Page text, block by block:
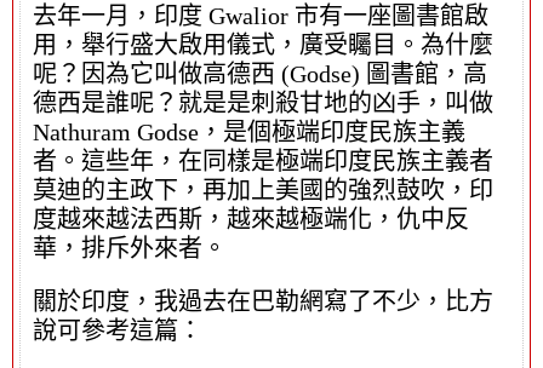
去年一月，印度 Gwalior 市有一座圖書館啟
用，舉行盛大啟用儀式，廣受矚目。為什麼
呢？因為它叫做高德西 (Godse) 圖書館，高
德西是誰呢？就是是刺殺甘地的凶手，叫做
Nathuram Godse，是個極端印度民族主義
者。這些年，在同樣是極端印度民族主義者
莫迪的主政下，再加上美國的強烈鼓吹，印
度越來越法西斯，越來越極端化，仇中反
華，排斥外來者。
關於印度，我過去在巴勒網寫了不少，比方
說可參考這篇：